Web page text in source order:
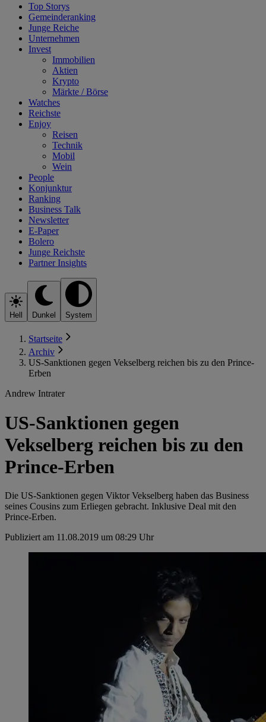
Top Storys
Gemeinderanking
Junge Reiche
Unternehmen
Invest
Immobilien
Aktien
Krypto
Märkte / Börse
Watches
Reichste
Enjoy
Reisen
Technik
Mobil
Wein
People
Konjunktur
Ranking
Business Talk
Newsletter
E-Paper
Bolero
Junge Reichste
Partner Insights
Hell Dunkel System
Startseite
Archiv
US-Sanktionen gegen Vekselberg reichen bis zu den Prince-
Erben
Andrew Intrater
US-Sanktionen gegen
Vekselberg reichen bis zu den
Prince-Erben
Die US-Sanktionen gegen Viktor Vekselberg haben das Business
seines Cousins zum Erliegen gebracht. Inklusive Deal mit den
Prince-Erben.
Publiziert am 11.08.2019 um 08:29 Uhr